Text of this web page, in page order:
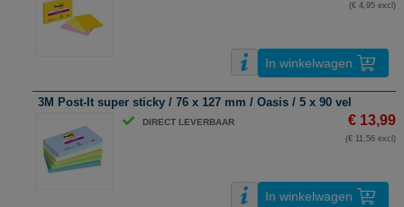
(€ 4,95 excl)
In winkelwagen
3M Post-It super sticky / 76 x 127 mm / Oasis / 5 x 90 vel
DIRECT LEVERBAAR € 13,99
(€ 11,56 excl)
In winkelwagen